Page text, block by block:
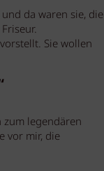
da waren sie, die
Sie wollen
zum legendären
vor mir, die